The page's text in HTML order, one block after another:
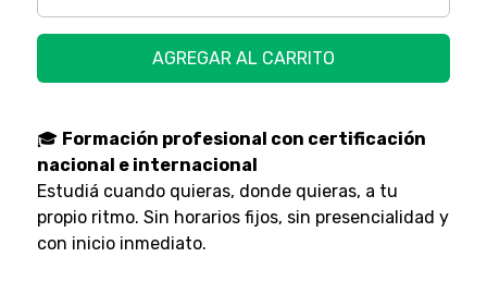
AGREGAR AL CARRITO
🎓 Formación profesional con certificación
nacional e internacional
Estudiá cuando quieras, donde quieras, a tu
propio ritmo. Sin horarios fijos, sin presencialidad y
con inicio inmediato.